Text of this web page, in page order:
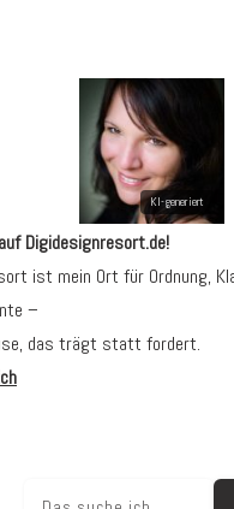
Digidesignresort.de!
ist mein Ort für Ordnung,
–
das trägt statt fordert.